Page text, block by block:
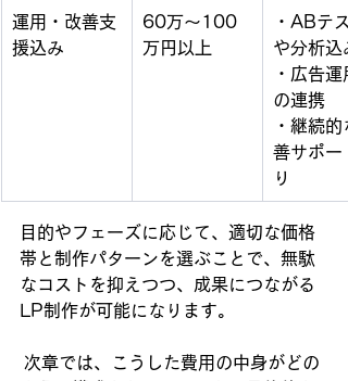
運用・改善支
援込み
60万〜100
万円以上
・ABテス
や分析込
・広告運
の連携
・継続的
善サポー
り
目的やフェーズに応じて、適切な価格
帯と制作パターンを選ぶことで、無駄
なコストを抑えつつ、成果につながる
LP制作が可能になります。
次章では、こうした費用の中身がどの